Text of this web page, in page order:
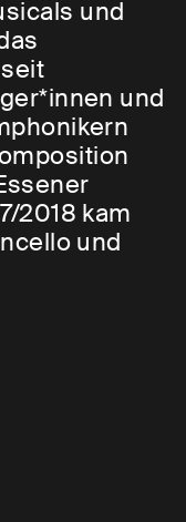
und
und
2018 kam
und